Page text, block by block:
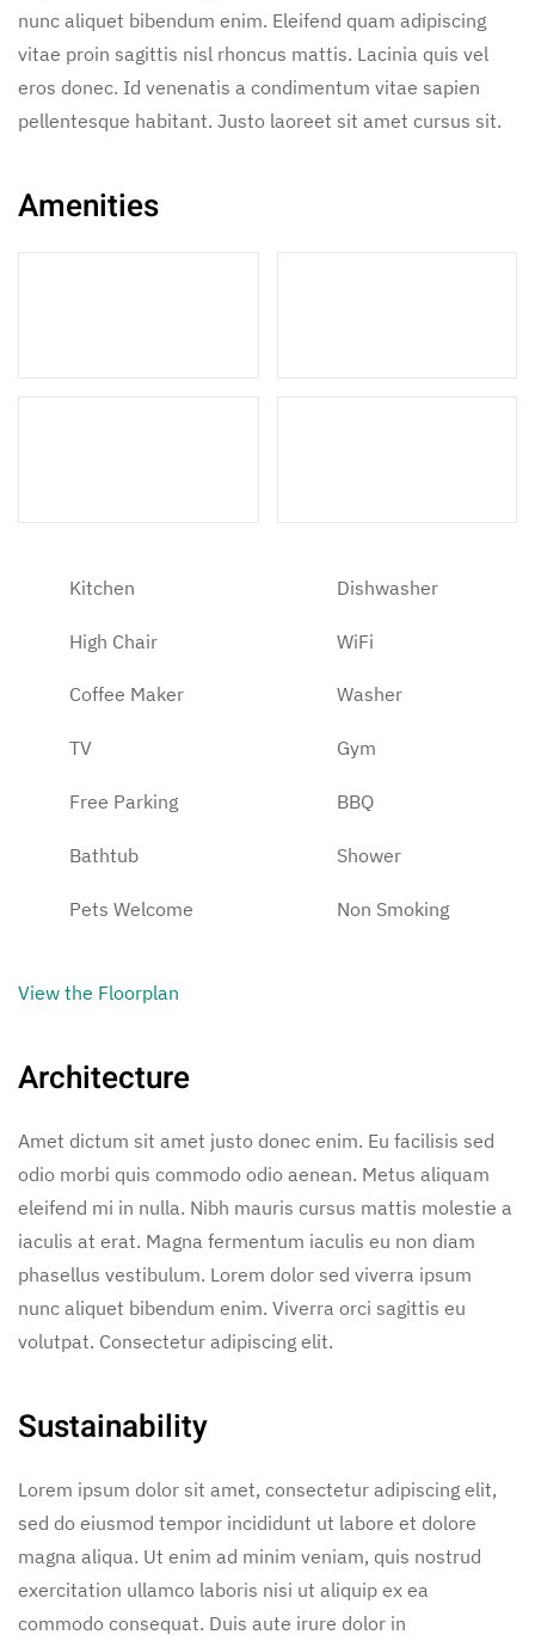
nunc aliquet bibendum enim. Eleifend quam adipiscing
vitae proin sagittis nisl rhoncus mattis. Lacinia quis vel
eros donec. Id venenatis a condimentum vitae sapien
pellentesque habitant. Justo laoreet sit amet cursus sit.
Amenities
Kitchen Dishwasher
High Chair WiFi
Coffee Maker Washer
TV Gym
Free Parking BBQ
Bathtub Shower
Pets Welcome Non Smoking
View the Floorplan
Architecture
Amet dictum sit amet justo donec enim. Eu facilisis sed
odio morbi quis commodo odio aenean. Metus aliquam
eleifend mi in nulla. Nibh mauris cursus mattis molestie a
iaculis at erat. Magna fermentum iaculis eu non diam
phasellus vestibulum. Lorem dolor sed viverra ipsum
nunc aliquet bibendum enim. Viverra orci sagittis eu
volutpat. Consectetur adipiscing elit.
Sustainability
Lorem ipsum dolor sit amet, consectetur adipiscing elit,
sed do eiusmod tempor incididunt ut labore et dolore
magna aliqua. Ut enim ad minim veniam, quis nostrud
exercitation ullamco laboris nisi ut aliquip ex ea
commodo consequat. Duis aute irure dolor in